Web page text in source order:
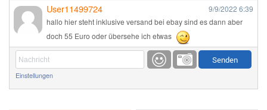
User11499724 9/9/2022 6:39
hallo hier steht inklusive versand bei ebay sind es dann aber
doch 55 Euro oder übersehe ich etwas
Günni 9/1/20226:17
Einstellungen